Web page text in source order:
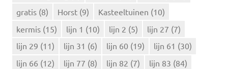
gratis (8) Horst (9) Kasteeltuinen (10)
kermis (15) lijn 1 (10) lijn 2 (5) lijn 27 (7)
lijn 29 (11) lijn 31 (6) lijn 60 (19) lijn 61 (30)
lijn 66 (12) lijn 77 (8) lijn 82 (7) lijn 83 (84)